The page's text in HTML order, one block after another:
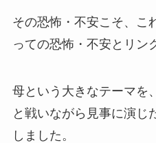
その恐怖・不安こそ、こ
っての恐怖・不安とリン
母という大きなテーマを
と戦いながら見事に演じ
しました。